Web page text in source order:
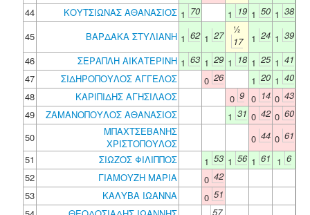
44
ΚΟΥΤΣΙΩΝΑΣ ΑΘΑΝΑΣΙΟΣ 1 70 1 19 1 50 1 38
45
ΒΑΡΔΑΚΑ ΣΤΥΛΙΑΝΗ 1 62 1 27
½
17
1 24 1 39
46
ΣΕΡΑΠΛΗ ΑΙΚΑΤΕΡΙΝΗ 1 63 1 29 1 18 1 25 1 41
47
ΣΙΔΗΡΟΠΟΥΛΟΣ ΑΓΓΕΛΟΣ 0 26 1 20 1 40
48
ΚΑΡΙΠΙΔΗΣ ΑΓΗΣΙΛΑΟΣ 0 9 0 14 0 43
49
ΖΑΜΑΝΟΠΟΥΛΟΣ ΑΘΑΝΑΣΙΟΣ 1 31 0 42 0 60
50
ΜΠΑΧΤΣΕΒΑΝΗΣ
ΧΡΙΣΤΟΠΟΥΛΟΣ
0 44 0 61
51
ΣΙΩΖΟΣ ΦΙΛΙΠΠΟΣ 1 53 1 56 1 61 1 6
52
ΓΙΑΜΟΥΖΗ ΜΑΡΙΑ 0 42
53
ΚΑΛΥΒΑ ΙΩΑΝΝΑ 0 51
57